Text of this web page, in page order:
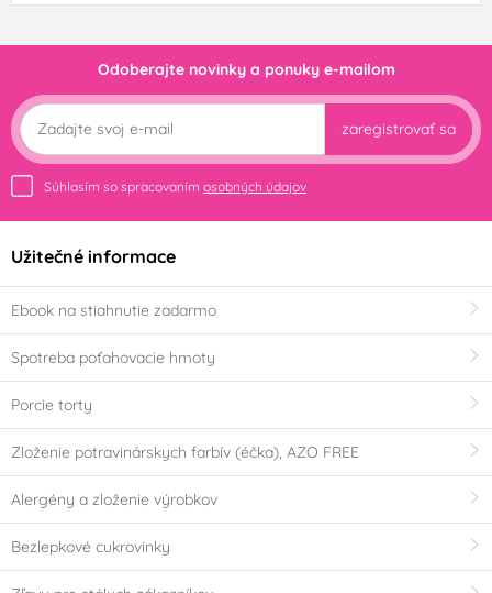
Odoberajte novinky a ponuky e-mailom
zaregistrovať sa
Súhlasím so spracovaním osobných údajov
Užitečné informace
Ebook na stiahnutie zadarmo
Spotreba poťahovacie hmoty
Porcie torty
Zloženie potravinárskych farbív (éčka), AZO FREE
Alergény a zloženie výrobkov
Bezlepkové cukrovinky